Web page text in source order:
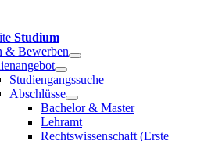
Studium
& Bewerben
Studiengangssuche
Abschlüsse
Bachelor & Master
Lehramt
Rechtswissenschaft (Erste